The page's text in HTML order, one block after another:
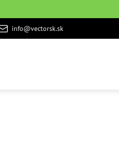
info@vectorsk.sk